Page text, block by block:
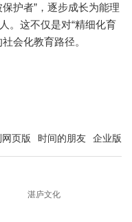
护者”，逐步成长为能理
。这不仅是对“精细化育
会化教育路径。
页版 时间的朋友 企业版
湛庐文化